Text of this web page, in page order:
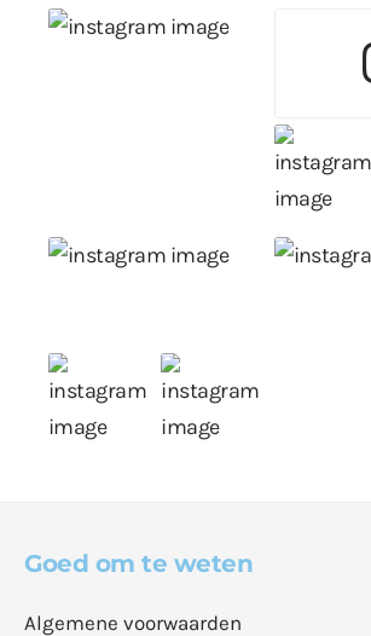
Goed om te weten
Algemene voorwaarden